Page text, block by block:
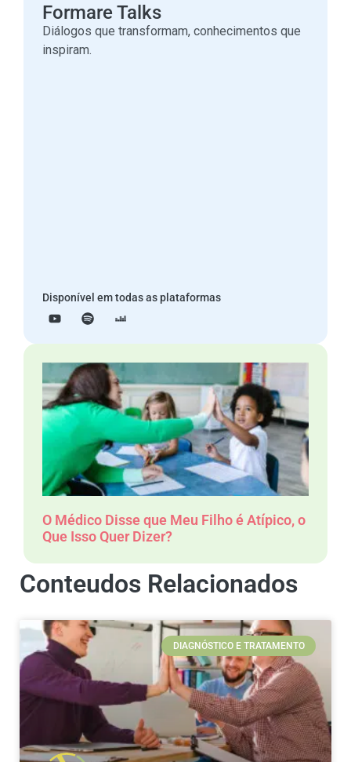
Formare Talks
Diálogos que transformam, conhecimentos que
inspiram.
Disponível em todas as plataformas
O Médico Disse que Meu Filho é Atípico, o
Que Isso Quer Dizer?
Conteudos Relacionados
DIAGNÓSTICO E TRATAMENTO